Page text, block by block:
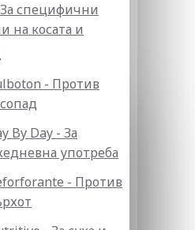
За специфични
на косата и
- Против
By Day - За
употреба
- Против